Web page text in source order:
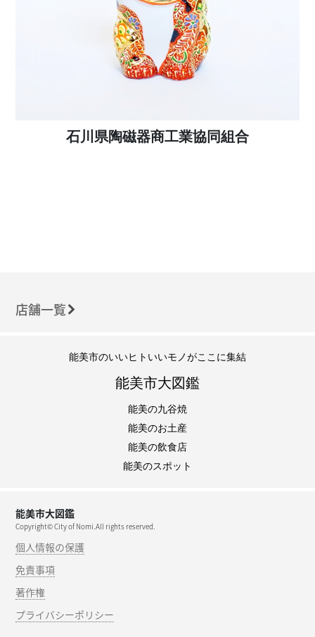
石川県陶磁器商工業協同組合
店舗一覧
能美市のいいヒトいいモノがここに集結
能美市大図鑑
能美の九谷焼
能美のお土産
能美の飲食店
能美のスポット
能美市大図鑑
Copyright© City of Nomi.All rights reserved.
個人情報の保護
免責事項
著作権
プライバシーポリシー